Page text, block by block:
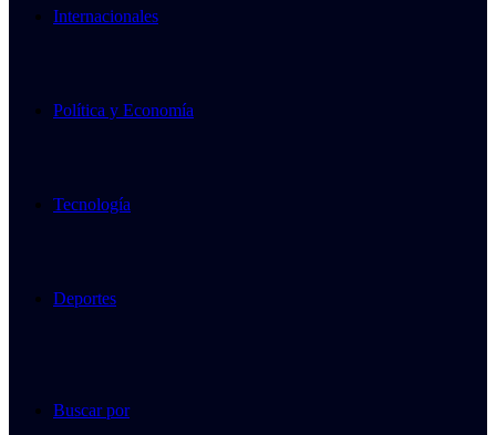
Internacionales
Política y Economía
Tecnología
Deportes
Buscar por